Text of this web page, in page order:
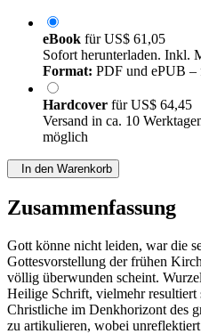
eBook fürUS$ 61,05
Sofort herunterladen. Inkl.
Format: PDF und ePUB –
Hardcover fürUS$ 64,45
Versand in ca. 10
möglich
In den Warenkorb
Zusammenfassung
Gott könne nicht leiden, war die
Gottesvorstellung der frühen
völlig überwunden scheint.
Heilige Schrift, vielmehr resultiert
Christliche im Denkhorizont des
zu artikulieren, wobei